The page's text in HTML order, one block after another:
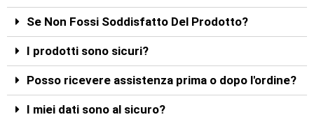
Se Non Fossi Soddisfatto Del Prodotto?
I prodotti sono sicuri?
Posso ricevere assistenza prima o dopo l'ordine?
I miei dati sono al sicuro?